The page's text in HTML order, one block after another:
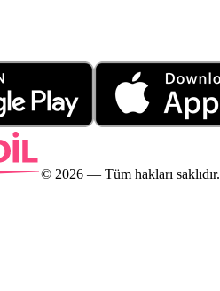
© 2026 — Tüm hakları saklıdır.